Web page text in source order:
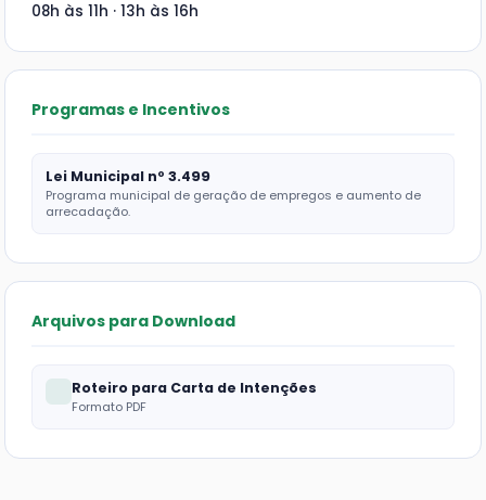
08h às 11h · 13h às 16h
Programas e Incentivos
Lei Municipal nº 3.499
Programa municipal de geração de empregos e aumento de
arrecadação.
Arquivos para Download
Roteiro para Carta de Intenções
Formato PDF